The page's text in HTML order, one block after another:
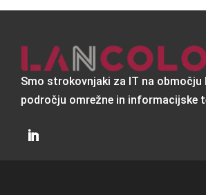
Smo strokovnjaki za IT na območju
področju omrežne in informacijske